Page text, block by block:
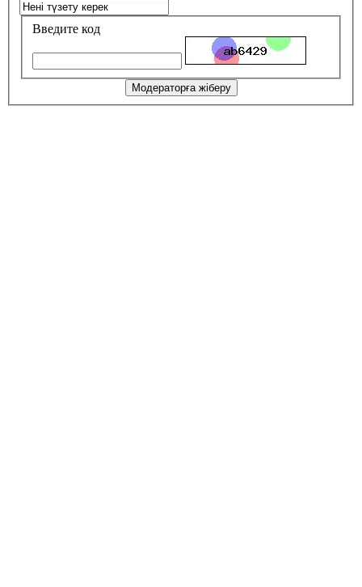
Введите код
Модераторға жіберу